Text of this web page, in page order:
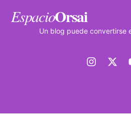
EspacioOrsai
Un blog puede convertirse